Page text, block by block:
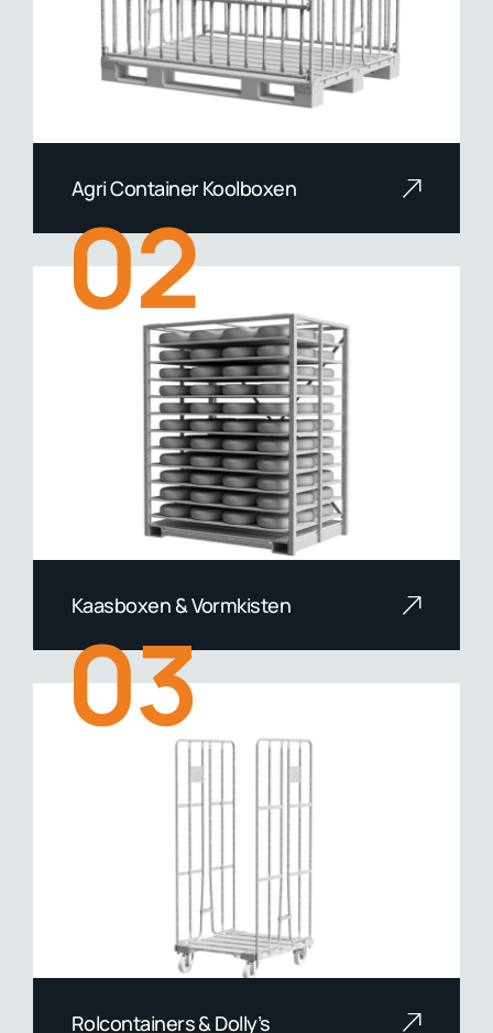
Agri Container Koolboxen
02
Kaasboxen & Vormkisten
03
Rolcontainers & Dolly’s